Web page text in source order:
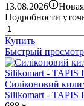
13.08.2026 i
Подробности
Купить
Быстрый просмотр
Силіконовий
Silikomart - TAPIS